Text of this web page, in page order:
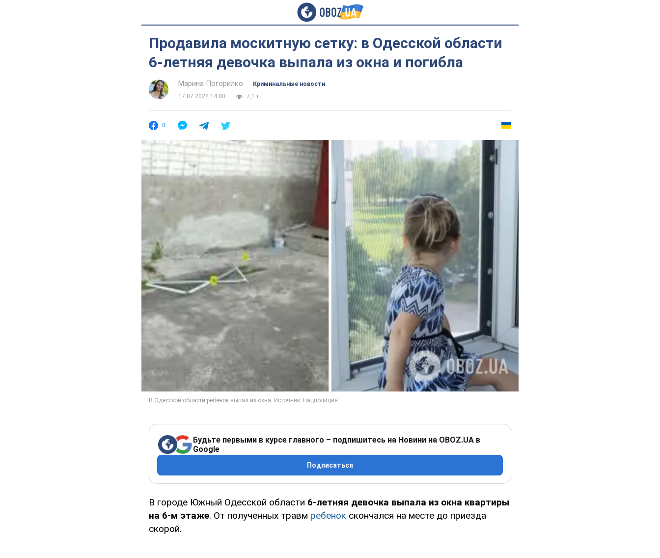
Продавила москитную сетку: в Одесской области
6-летняя девочка выпала из окна и погибла
Марина Погорилко
Криминальные новости
17.07.2024 14:08
7,1 т.
0
Будьте первыми в курсе главного – подпишитесь на Новини на OBOZ.UA в
Google
Подписаться
В городе Южный Одесской области 6-летняя девочка выпала из окна квартиры
на 6-м этаже. От полученных травм ребенок скончался на месте до приезда
скорой.